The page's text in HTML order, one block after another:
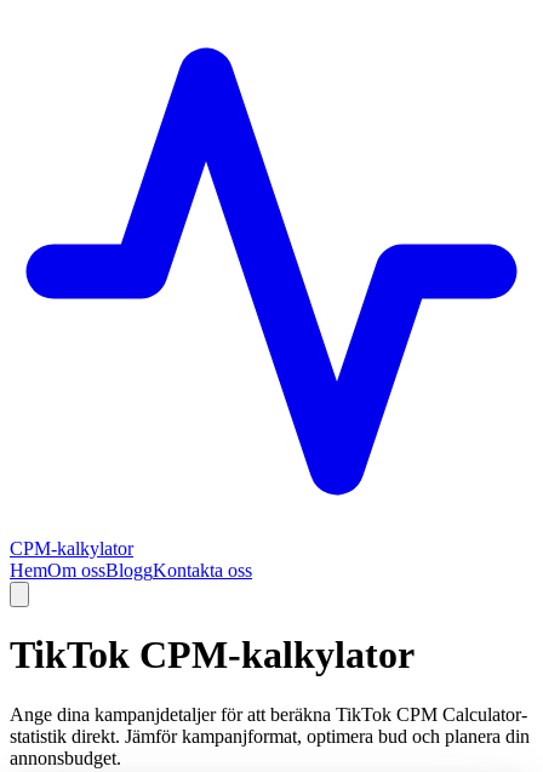
CPM-kalkylator
HemOm ossBloggKontakta oss
TikTok CPM-kalkylator
Ange dina kampanjdetaljer för att beräkna TikTok CPM Calculator-
statistik direkt. Jämför kampanjformat, optimera bud och planera din
annonsbudget.